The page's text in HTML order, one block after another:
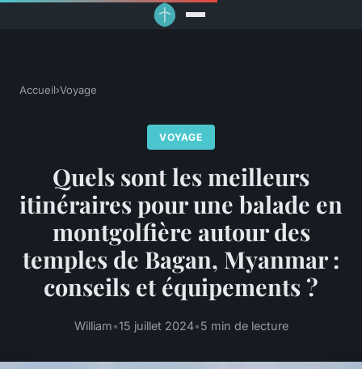
Accueil›Voyage
VOYAGE
Quels sont les meilleurs
itinéraires pour une balade en
montgolfière autour des
temples de Bagan, Myanmar :
conseils et équipements ?
William•15 juillet 2024•5 min de lecture